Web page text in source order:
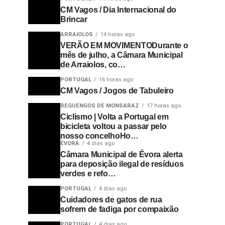
CM Vagos / Dia Internacional do
Brincar
ARRAIOLOS 14 horas ago
VERÃO EM MOVIMENTODurante o
mês de julho, a Câmara Municipal
de Arraiolos, co…
PORTUGAL 16 horas ago
CM Vagos / Jogos de Tabuleiro
REGUENGOS DE MONSARAZ 17 horas ago
Ciclismo | Volta a Portugal em
bicicleta voltou a passar pelo
nosso concelhoHo…
ÉVORA 4 dias ago
Câmara Municipal de Évora alerta
para deposição ilegal de resíduos
verdes e refo…
PORTUGAL 4 dias ago
Cuidadores de gatos de rua
sofrem de fadiga por compaixão